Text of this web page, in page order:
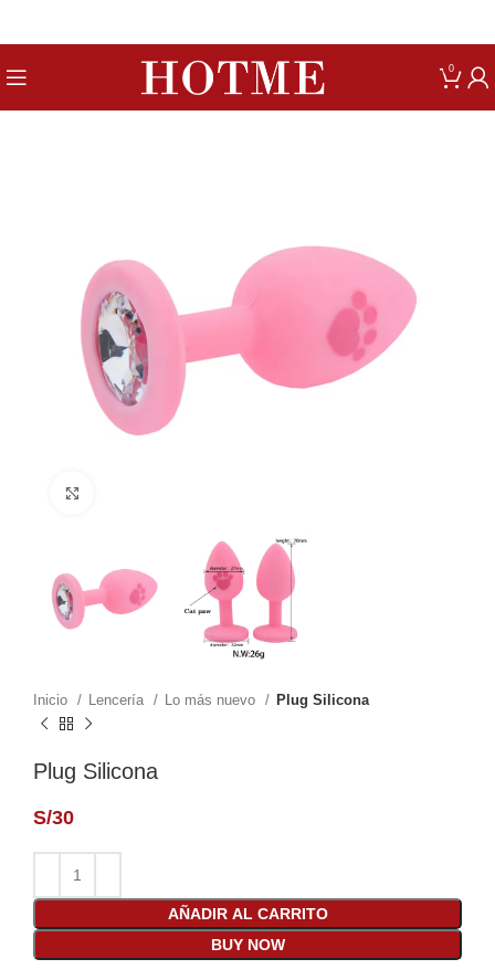
0
Inicio Lencería Lo más nuevo Plug Silicona
Plug Silicona
S/30
AÑADIR AL CARRITO
BUY NOW